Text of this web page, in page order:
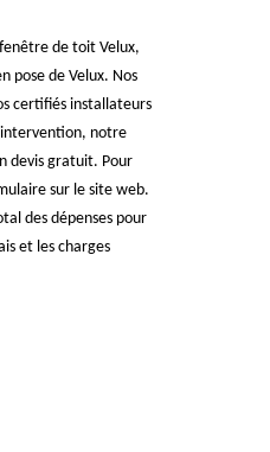
de toit Velux,
pose de Velux. Nos
certifiés installateurs
intervention, notre
devis gratuit. Pour
sur le site web.
des dépenses pour
et les charges